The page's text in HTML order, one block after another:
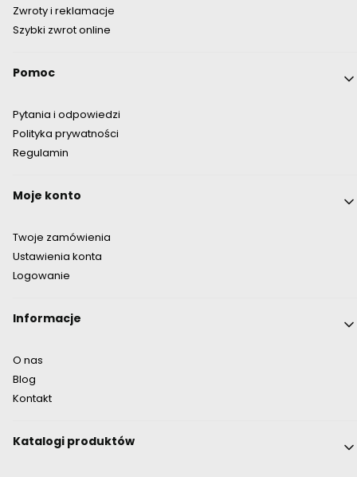
Zwroty i reklamacje
Szybki zwrot online
Pomoc
Pytania i odpowiedzi
Polityka prywatności
Regulamin
Moje konto
Twoje zamówienia
Ustawienia konta
Logowanie
Informacje
O nas
Blog
Kontakt
Katalogi produktów